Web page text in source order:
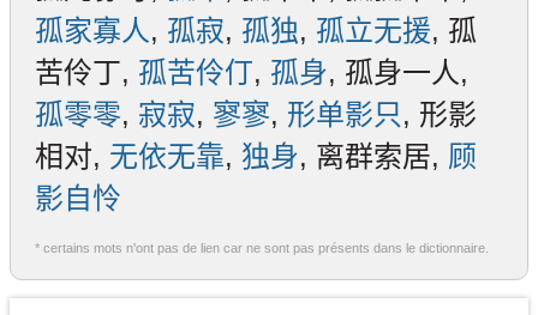
孤家寡人, 孤寂, 孤独, 孤立无援, 孤
苦伶丁, 孤苦伶仃, 孤身, 孤身一人,
孤零零, 寂寂, 寥寥, 形单影只, 形影
相对, 无依无靠, 独身, 离群索居, 顾
影自怜
* certains mots n'ont pas de lien car ne sont pas présents dans le dictionnaire.